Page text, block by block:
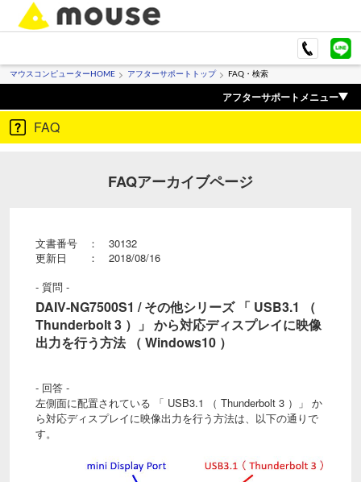
マウスコンピューターHOME アフターサポートトップ FAQ・検索
アフターサポートメニュー
FAQ
FAQアーカイブページ
文書番号 ： 30132
更新日 ： 2018/08/16
- 質問 -
DAIV-NG7500S1 / その他シリーズ 「 USB3.1 （
Thunderbolt 3 ）」 から対応ディスプレイに映像
出力を行う方法 （ Windows10 ）
- 回答 -
左側面に配置されている 「 USB3.1 （ Thunderbolt 3 ）」 か
ら対応ディスプレイに映像出力を行う方法は、以下の通りで
す。